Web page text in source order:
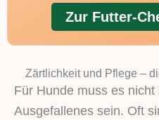
Zur Futter-
Zärtlichkeit und Pflege –
Für Hunde muss es
Ausgefallenes sein. Oft